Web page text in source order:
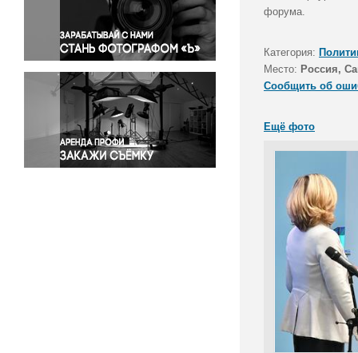
Правосудие
Происшествия и конфликты
Религия
Светская жизнь
Спорт
Экология
Экономика и бизнес
форума.
Категория:
Место: Россия,
Сообщить об
Ещё фото